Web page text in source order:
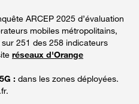
ARCEP 2025 d’évaluation
mobiles métropolitains,
251 des 258 indicateurs
réseaux d'Orange
: dans les zones déployées.